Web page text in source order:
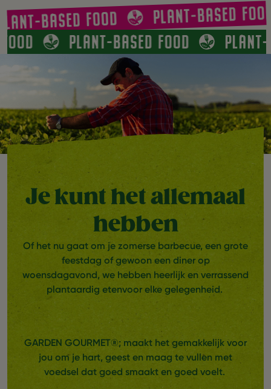
BASED FOOD PLANT-BASED FOOD
PLANT-BASED FOOD
Je kunt het allemaal
hebben
Of het nu gaat om je zomerse barbecue, een grote
feestdag of gewoon een diner op
woensdagavond, we hebben heerlijk en verrassend
plantaardig etenvoor elke gelegenheid.
GARDEN GOURMET®; maakt het gemakkelijk voor
jou om je hart, geest en maag te vullen met
voedsel dat goed smaakt en goed voelt.